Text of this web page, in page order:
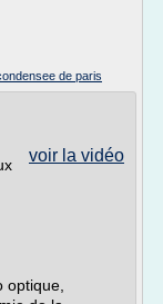
de paris
voir la vidéo
optique,